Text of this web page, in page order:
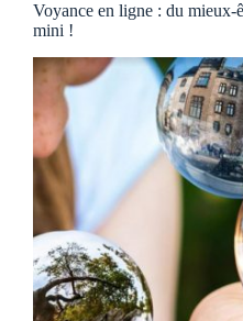
Voyance en ligne : du mieux-
mini !